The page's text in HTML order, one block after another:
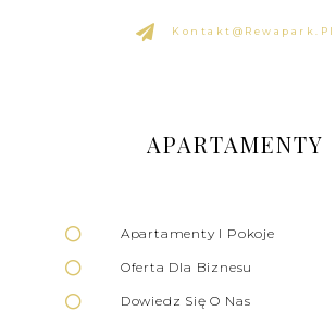
Kontakt@rewapark.pl
APARTAMENTY
Apartamenty I Pokoje
Oferta Dla Biznesu
Dowiedz Się O Nas